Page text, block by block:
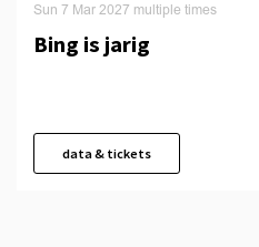
Bing is jarig
Sun 7 Mar 2027 multiple times
data & tickets